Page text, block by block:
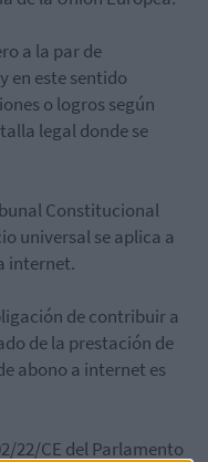
a la par de
en este sentido
o logros según
legal donde se
Constitucional
universal se aplica a
internet.
de contribuir a
de la prestación de
abono a internet es
22/CE del Parlamento